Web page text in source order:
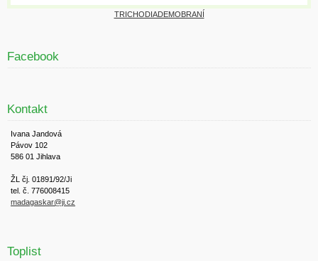
TRICHODIADEMOBRANÍ
Facebook
Kontakt
Ivana Jandová
Pávov 102
586 01 Jihlava
ŽL čj. 01891/92/Ji
tel. č. 776008415
madagaskar@ji.cz
Toplist